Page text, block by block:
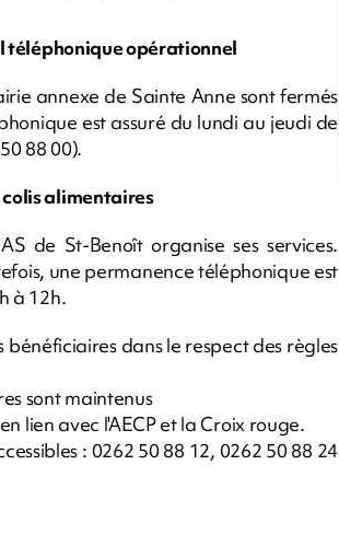
téléphonique opérationnel
annexe de Sainte Anne sont fermés
est assuré du lundi au jeudi de
88 00).
alimentaires
de St-Benoît organise ses services.
une permanence téléphonique est
à 12h.
dans le respect des règles
sont maintenus
lien avec l'AECP et la Croix rouge.
: 0262 50 88 12, 0262 50 88 24